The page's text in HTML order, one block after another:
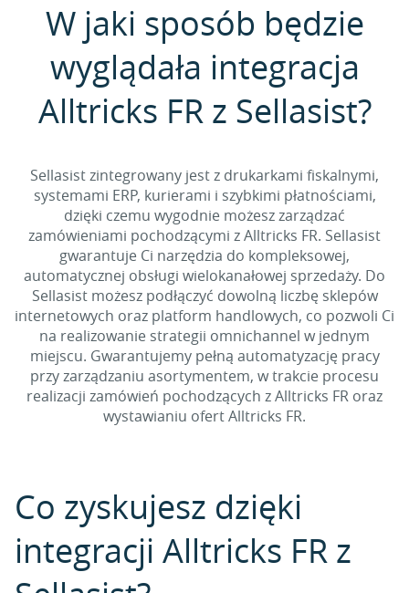
W jaki sposób będzie
wyglądała integracja
Alltricks FR z Sellasist?
Sellasist zintegrowany jest z drukarkami fiskalnymi,
systemami ERP, kurierami i szybkimi płatnościami,
dzięki czemu wygodnie możesz zarządzać
zamówieniami pochodzącymi z Alltricks FR. Sellasist
gwarantuje Ci narzędzia do kompleksowej,
automatycznej obsługi wielokanałowej sprzedaży. Do
Sellasist możesz podłączyć dowolną liczbę sklepów
internetowych oraz platform handlowych, co pozwoli Ci
na realizowanie strategii omnichannel w jednym
miejscu. Gwarantujemy pełną automatyzację pracy
przy zarządzaniu asortymentem, w trakcie procesu
realizacji zamówień pochodzących z Alltricks FR oraz
wystawianiu ofert Alltricks FR.
Co zyskujesz dzięki
integracji Alltricks FR z